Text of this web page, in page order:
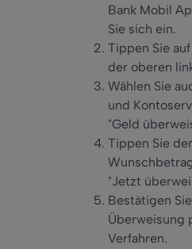
Bank Mobil
Sie sich ein.
Tippen Sie
der oberen
Wählen Sie
und
"Geld
Tippen Sie
"Jetzt
Bestätigen
Überweisung
Verfahren.